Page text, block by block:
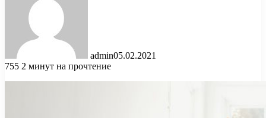
admin05.02.2021
755 2 минут на прочтение